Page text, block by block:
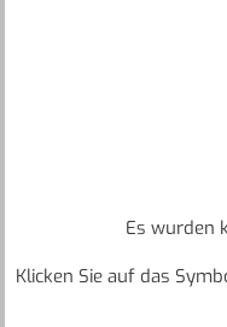
Es wurden
Klicken Sie auf das